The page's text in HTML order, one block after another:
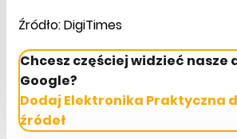
Źródło: DigiTimes
Chcesz częściej widzieć nasze
Google?
Dodaj Elektronika Praktyczna
źródeł